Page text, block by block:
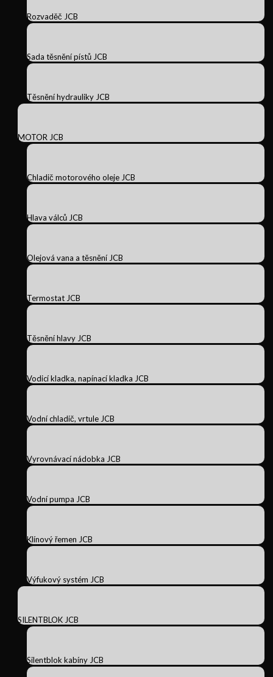
Rozvaděč JCB
Sada těsnění pístů JCB
Těsnění hydrauliky JCB
MOTOR JCB
Chladič motorového oleje JCB
Hlava válců JCB
Olejová vana a těsnění JCB
Termostat JCB
Těsnění hlavy JCB
Vodicí kladka, napínací kladka JCB
Vodní chladič, vrtule JCB
Vyrovnávací nádobka JCB
Vodní pumpa JCB
Klínový řemen JCB
Výfukový systém JCB
SILENTBLOK JCB
Silentblok kabíny JCB